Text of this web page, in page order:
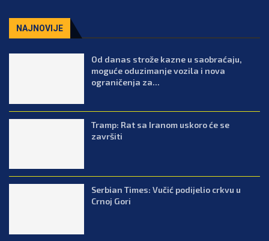
NAJNOVIJE
Od danas strože kazne u saobraćaju,
moguće oduzimanje vozila i nova
ograničenja za...
Tramp: Rat sa Iranom uskoro će se
završiti
Serbian Times: Vučić podijelio crkvu u
Crnoj Gori